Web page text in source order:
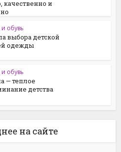
качественно и
обувь
выбора детской
одежды
обувь
— теплое
детства
на сайте